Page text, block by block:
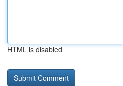
HTML is disabled